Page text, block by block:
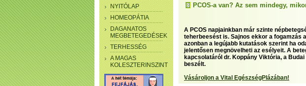
NYITÓLAP
HOMEOPÁTIA
DAGANATOS
MEGBETEGEDÉSEK
TERHESSÉG
A MAGAS
KOLESZTERINSZINT
PCOS-a van? Az sem mindegy,
A PCOS napjainkban már szinte
teherbeesést is. Sajnos ekkor a fogamzás
azonban a legújabb kutatások szerint ha
jelentősen megnövelheti az esélyeit. A
kapcsolatáról dr. Koppány Viktória, a
beszélt.
Vásároljon a Vital EgészségPlázában!